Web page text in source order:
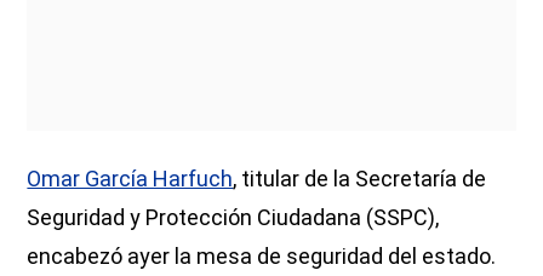
Omar García Harfuch, titular de la Secretaría de
Seguridad y Protección Ciudadana (SSPC),
encabezó ayer la mesa de seguridad del estado.